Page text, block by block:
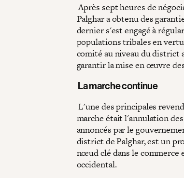
Après sept heures de
Palghar a obtenu des
dernier s'est engagé à
populations tribales en
comité au niveau du district
garantir la mise en œuvre
La marche continue
L'une des principales
marche était l'annulation
annoncés par le
district de Palghar, est un
nœud clé dans le commerce
occidental.